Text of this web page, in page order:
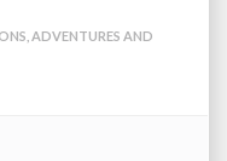
ADVENTURES AND